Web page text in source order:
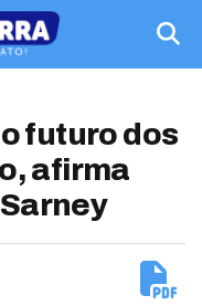
futuro dos
afirma